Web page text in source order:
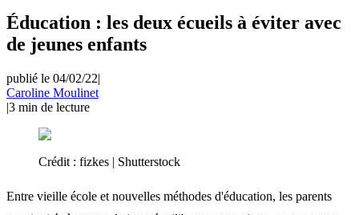
Éducation : les deux écueils à éviter avec
de jeunes enfants
publié le 04/02/22|
Caroline Moulinet
|3 min de lecture
Crédit : fizkes | Shutterstock
Entre vieille école et nouvelles méthodes d'éducation, les parents